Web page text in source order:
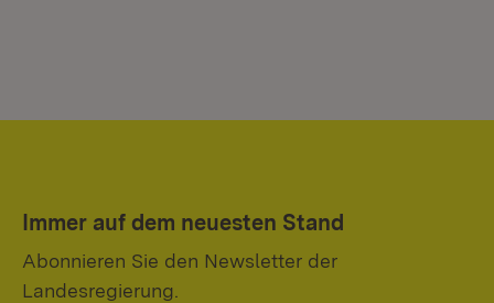
Immer auf dem neuesten Stand
Abonnieren Sie den Newsletter der
Landesregierung.